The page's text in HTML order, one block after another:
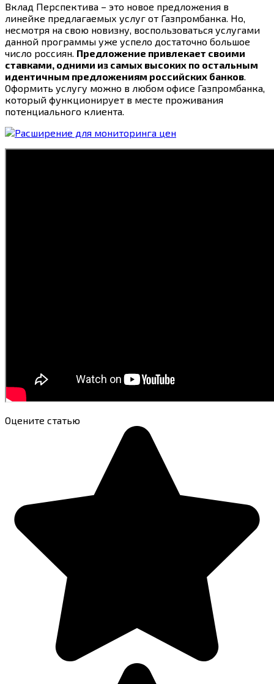
Вклад Перспектива – это новое предложения в
линейке предлагаемых услуг от Газпромбанка. Но,
несмотря на свою новизну, воспользоваться услугами
данной программы уже успело достаточно большое
число россиян. Предложение привлекает своими
ставками, одними из самых высоких по остальным
идентичным предложениям российских банков.
Оформить услугу можно в любом офисе Газпромбанка,
который функционирует в месте проживания
потенциального клиента.
Оцените статью